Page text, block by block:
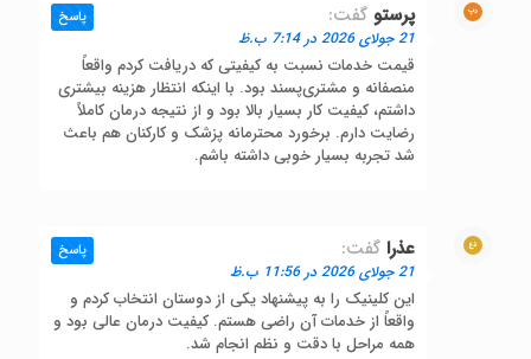
پرستو گفت:
21 جولای 2026 در 7:14 ب.ظ
قیمت خدمات نسبت به کیفیتی که دریافت کردم واقعاً
منصفانه و مشتری‌پسند بود. با اینکه انتظار هزینه بیشتری
داشتم، کیفیت کار بسیار بالا بود و از نتیجه درمان کاملاً
رضایت دارم. برخورد محترمانه پزشک و کارکنان هم باعث
شد تجربه بسیار خوبی داشته باشم.
پاسخ
عذرا گفت:
21 جولای 2026 در 11:56 ب.ظ
این کلینیک را به پیشنهاد یکی از دوستان انتخاب کردم و
واقعاً از خدمات آن راضی هستم. کیفیت درمان عالی بود و
همه مراحل با دقت و نظم انجام شد.
پاسخ